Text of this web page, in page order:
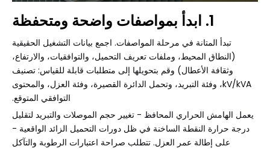
1. ابدأ بمواصفات واضحة ومتحفظة
تبدأ المتانة في مرحلة المواصفات. اجمع بيانات التشغيل الحقيقية
(النطاق المحيط، وملفات تعريف التحميل، والتوافقيات، والارتفاع،
وثقافة الأعطال) وقم بتحويلها إلى متطلبات قابلة للقياس: تصنيف
kV/kVA، وفئة التبريد، وتحمل الدائرة القصيرة، وفئة العزل، والمحتوى
التوافقي المتوقع.
يعمل الهامش الحراري المحافظ - تغيير حجم الموصلات والتبريد لتقليل
درجة حرارة النقطة الساخنة في ظل دورات التحميل الزائد الواقعية -
على إطالة عمر العزل. تتطلب صراحة اعتبارات الرطوبة والتآكل